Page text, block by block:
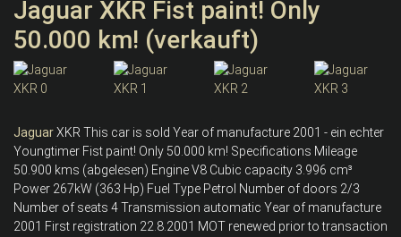
Jaguar XKR Fist paint! Only
50.000 km! (verkauft)
JaguarXKR This car is sold Year of manufacture 2001 - ein echter
Youngtimer Fist paint! Only 50.000 km! Specifications Mileage
50.900 kms (abgelesen) Engine V8 Cubic capacity 3.996 cm³
Power 267kW (363 Hp) Fuel Type Petrol Number of doors 2/3
Number of seats 4 Transmission automatic Year of manufacture
2001 First registration 22.8.2001 MOT renewed prior to transaction